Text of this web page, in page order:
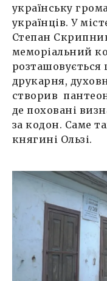
українську
українців. У
Степан
меморіальний
розташовується
друкарня,
створив
де поховані
за кодон. Саме
княгині Ользі.